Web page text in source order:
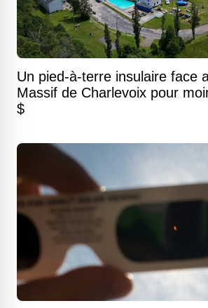
Un pied-à-terre insulaire face
Massif de Charlevoix pour
$